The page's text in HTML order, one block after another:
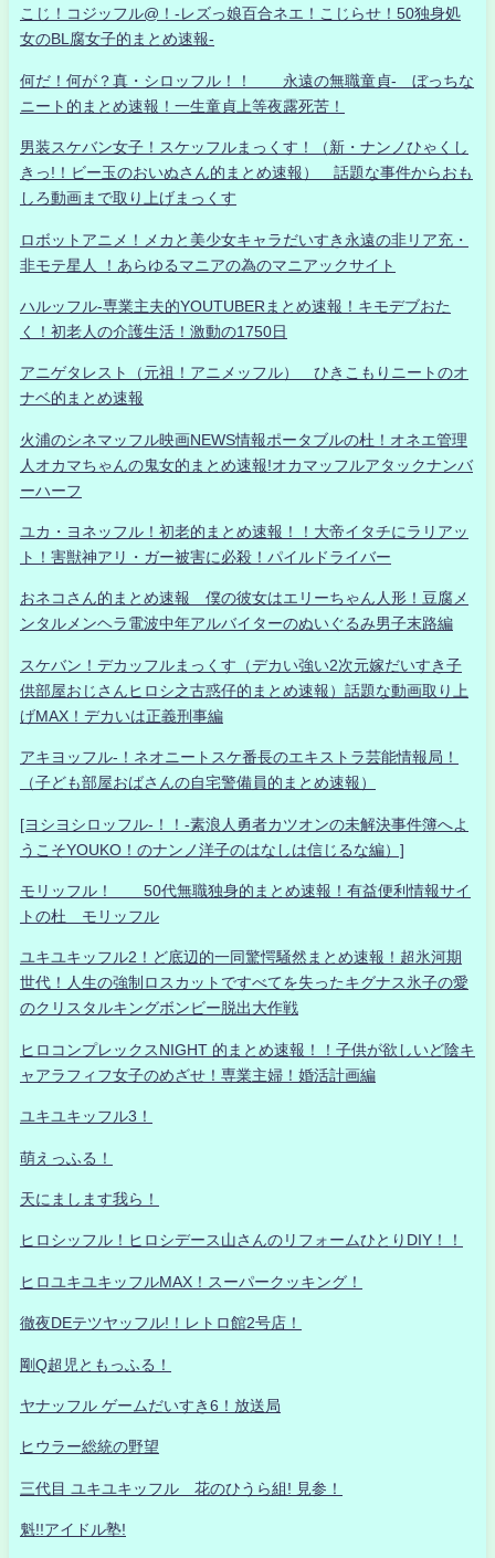
こじ！コジッフル@！-レズっ娘百合ネエ！こじらせ！50独身処
女のBL腐女子的まとめ速報-
何だ！何が？真・シロッフル！！ 永遠の無職童貞- ぼっちな
ニート的まとめ速報！一生童貞上等夜露死苦！
男装スケバン女子！スケッフルまっくす！（新・ナンノひゃくし
きっ!！ビー玉のおいぬさん的まとめ速報） 話題な事件からおも
しろ動画まで取り上げまっくす
ロボットアニメ！メカと美少女キャラだいすき永遠の非リア充・
非モテ星人 ！あらゆるマニアの為のマニアックサイト
ハルッフル-専業主夫的YOUTUBERまとめ速報！キモデブおた
く！初老人の介護生活！激動の1750日
アニゲタレスト（元祖！アニメッフル） ひきこもりニートのオ
ナベ的まとめ速報
火浦のシネマッフル映画NEWS情報ポータブルの杜！オネエ管理
人オカマちゃんの鬼女的まとめ速報!オカマッフルアタックナンバ
ーハーフ
ユカ・ヨネッフル！初老的まとめ速報！！大帝イタチにラリアッ
ト！害獣神アリ・ガー被害に必殺！パイルドライバー
おネコさん的まとめ速報 僕の彼女はエリーちゃん人形！豆腐メ
ンタルメンヘラ電波中年アルバイターのぬいぐるみ男子末路編
スケバン！デカッフルまっくす（デカい強い2次元嫁だいすき子
供部屋おじさんヒロシ之古惑仔的まとめ速報）話題な動画取り上
げMAX！デカいは正義刑事編
アキヨッフル-！ネオニートスケ番長のエキストラ芸能情報局！
（子ども部屋おばさんの自宅警備員的まとめ速報）
[ヨシヨシロッフル-！！-素浪人勇者カツオンの未解決事件簿へよ
うこそYOUKO！のナンノ洋子のはなしは信じるな編）]
モリッフル！ 50代無職独身的まとめ速報！有益便利情報サイ
トの杜 モリッフル
ユキユキッフル2！ど底辺的一同驚愕騒然まとめ速報！超氷河期
世代！人生の強制ロスカットですべてを失ったキグナス氷子の愛
のクリスタルキングボンビー脱出大作戦
ヒロコンプレックスNIGHT 的まとめ速報！！子供が欲しいど陰キ
ャアラフィフ女子のめざせ！専業主婦！婚活計画編
ユキユキッフル3！
萌えっふる！
天にまします我ら！
ヒロシッフル！ヒロシデース山さんのリフォームひとりDIY！！
ヒロユキユキッフルMAX！スーパークッキング！
徹夜DEテツヤッフル!！レトロ館2号店！
剛Q超児ともっふる！
ヤナッフル ゲームだいすき6！放送局
ヒウラー総統の野望
三代目 ユキユキッフル 花のひうら組! 見参！
魁!!アイドル塾!